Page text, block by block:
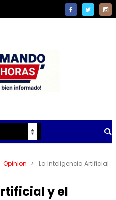
Opinion >
La Inteligencia Artificial
y el